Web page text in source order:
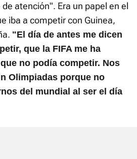
atención". Era un papel en el
iba a competir con Guinea,
"El día de antes me dicen
que la FIFA me ha
no podía competir. Nos
Olimpiadas porque no
del mundial al ser el día